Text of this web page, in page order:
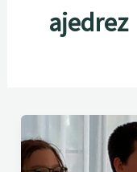
ajedrez